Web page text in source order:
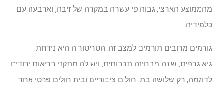
מהממוצע הארצי, גבוה פי עשרה במקרה של זיבה, וארבעה עם
כלמידיה.
גורמים מרובים תורמים למצב זה. הטריטוריה היא נידחת
גיאוגרפית, שונה מבחינה תרבותית, ויש לה מתקני בריאות ירודים.
לדוגמה, רק שלושה בתי חולים ציבוריים ובית חולים פרטי אחד